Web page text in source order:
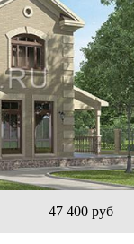
47 400 руб